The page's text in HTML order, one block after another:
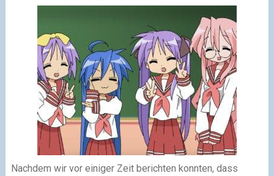
Nachdem wir vor einiger Zeit berichten konnten, dass